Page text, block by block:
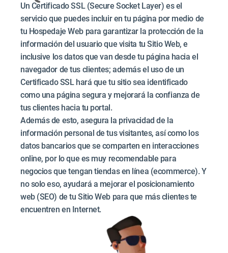
Un Certificado SSL (Secure Socket Layer) es el
servicio que puedes incluir en tu página por medio de
tu Hospedaje Web para garantizar la protección de la
información del usuario que visita tu Sitio Web, e
inclusive los datos que van desde tu página hacia el
navegador de tus clientes; además el uso de un
Certificado SSL hará que tu sitio sea identificado
como una página segura y mejorará la confianza de
tus clientes hacia tu portal.
Además de esto, asegura la privacidad de la
información personal de tus visitantes, así como los
datos bancarios que se comparten en interacciones
online, por lo que es muy recomendable para
negocios que tengan tiendas en línea (ecommerce). Y
no solo eso, ayudará a mejorar el posicionamiento
web (SEO) de tu Sitio Web para que más clientes te
encuentren en Internet.